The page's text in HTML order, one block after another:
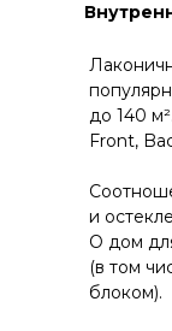
до 140
Front,
и
О дом
(в том
блоком).